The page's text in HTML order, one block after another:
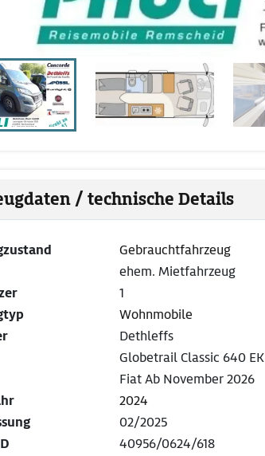
/ technische Details
Gebrauchtfahrzeug
ehem. Mietfahrzeug
1
Wohnmobile
Dethleffs
Globetrail Classic 640 EK
Fiat Ab November 2026
2024
02/2025
40956/0624/618